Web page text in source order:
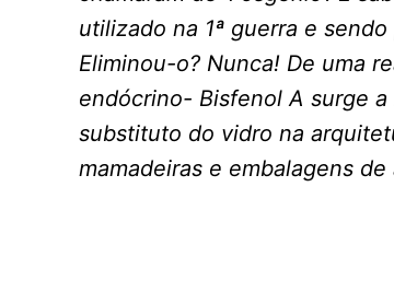
utilizado na 1ª guerra e
Eliminou-o? Nunca! De uma
endócrino- Bisfenol A surge a
substituto do vidro na
mamadeiras e embalagens